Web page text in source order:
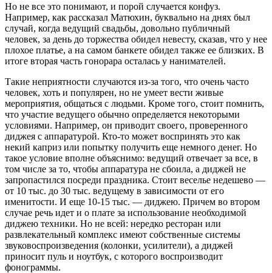
Но не все это понимают, и порой случается конфуз.
Например, как рассказал Матюхин, буквально на днях был
случай, когда ведущий свадьбы, довольно публичный
человек, за день до торжества обидел невесту, сказав, что у нее
плохое платье, а на самом банкете обидел также ее близких. В
итоге вторая часть гонорара осталась у нанимателей.
Такие неприятности случаются из-за того, что очень часто
человек, хоть и популярен, но не умеет вести живые
мероприятия, общаться с людьми. Кроме того, стоит помнить,
что участие ведущего обычно определяется некоторыми
условиями. Например, он приводит своего, проверенного
диджея с аппаратурой. Кто-то может воспринять это как
некий каприз или попытку получить еще немного денег. Но
такое условие вполне объяснимо: ведущий отвечает за все, в
том числе за то, чтобы аппаратура не сбоила, а диджей не
запропастился посреди праздника. Стоит веселье недешево —
от 10 тыс. до 30 тыс. ведущему в зависимости от его
именитости. И еще 10-15 тыс. — диджею. Причем во втором
случае речь идет и о плате за использование необходимой
диджею техники. Но не всей: нередко ресторан или
развлекательный комплекс имеют собственные системы
звуковоспроизведения (колонки, усилители), а диджей
приносит пуль и ноутбук, с которого воспроизводит
фонограммы.